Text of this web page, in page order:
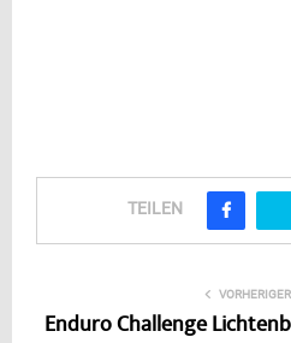
TEILEN
Enduro Challenge